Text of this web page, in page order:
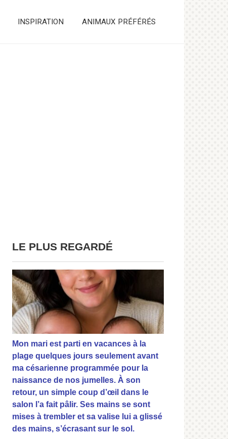
INSPIRATION ANIMAUX PRÉFÉRÉS
LE PLUS REGARDÉ
Mon mari est parti en vacances à la
plage quelques jours seulement avant
ma césarienne programmée pour la
naissance de nos jumelles. À son
retour, un simple coup d’œil dans le
salon l’a fait pâlir. Ses mains se sont
mises à trembler et sa valise lui a glissé
des mains, s’écrasant sur le sol.